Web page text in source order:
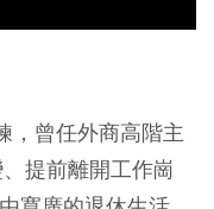
，曾任外商高階主
提前離開工作崗